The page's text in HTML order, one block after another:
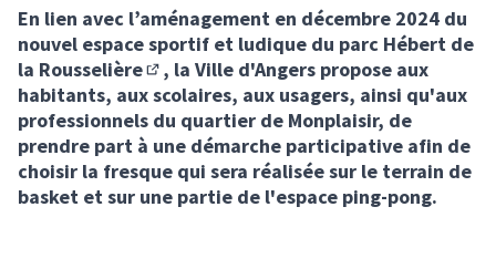
En lien avec l’aménagement en décembre 2024 du
nouvel espace sportif et ludique du parc Hébert de
la Rousselière
(Lien externe)
, la Ville d'Angers propose aux
habitants, aux scolaires, aux usagers, ainsi qu'aux
professionnels du quartier de Monplaisir, de
prendre part à une démarche participative afin de
choisir la fresque qui sera réalisée sur le terrain de
basket et sur une partie de l'espace ping-pong.